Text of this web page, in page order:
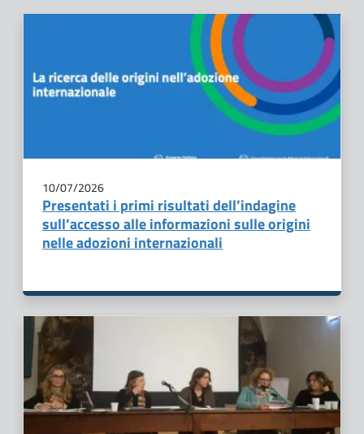
10/07/2026
Presentati i primi risultati dell’indagine
sull’accesso alle informazioni sulle origini
nelle adozioni internazionali